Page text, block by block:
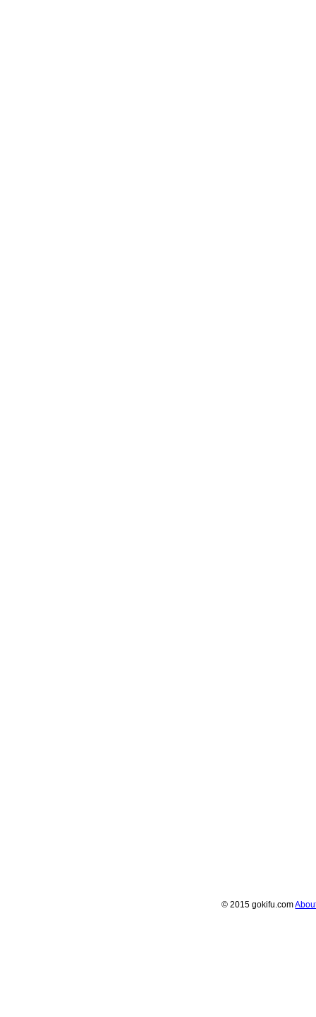
© 2015 gokifu.com